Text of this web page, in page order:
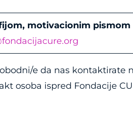
motivacionim
e da nas kontaktirate
osoba ispred Fondacije